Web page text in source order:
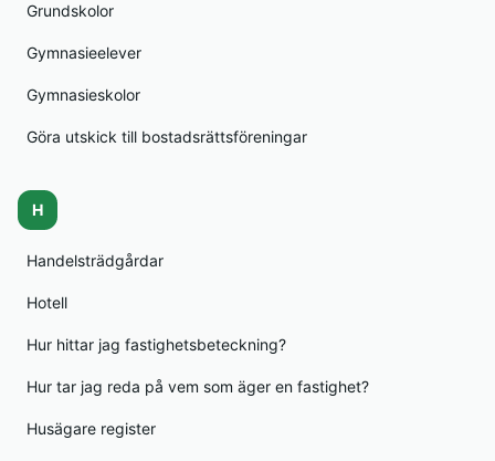
Grundskolor
Gymnasieelever
Gymnasieskolor
Göra utskick till bostadsrättsföreningar
H
Handelsträdgårdar
Hotell
Hur hittar jag fastighetsbeteckning?
Hur tar jag reda på vem som äger en fastighet?
Husägare register